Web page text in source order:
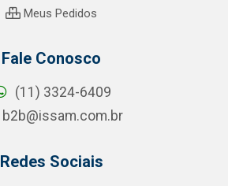
Meus Pedidos
Fale Conosco
(11) 3324-6409
b2b@issam.com.br
Redes Sociais